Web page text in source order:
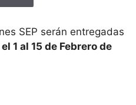
SEP serán entregadas
1 al 15 de Febrero de